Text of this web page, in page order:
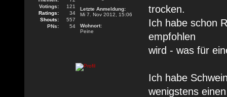
Votings:
121
Ratings:
34
Shouts:
557
PNs:
54
Letzte Anmeldung:
Mi 7. Nov 2012, 15:06
Wohnort:
Peine
trocken.
Ich habe schon
empfohlen
wird - was für
Ich habe
wenigstens einen